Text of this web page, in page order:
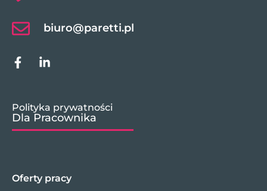
biuro@paretti.pl
Polityka prywatności
Dla Pracownika
Oferty pracy